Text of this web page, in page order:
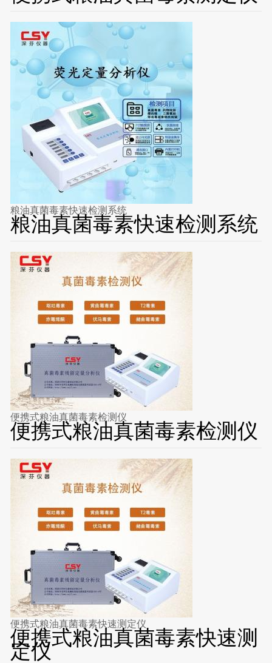
粮油真菌毒素快速检测系统
粮油真菌毒素快速检测系统
便携式粮油真菌毒素检测仪
便携式粮油真菌毒素检测仪
便携式粮油真菌毒素快速测定仪
便携式粮油真菌毒素快速测
定仪